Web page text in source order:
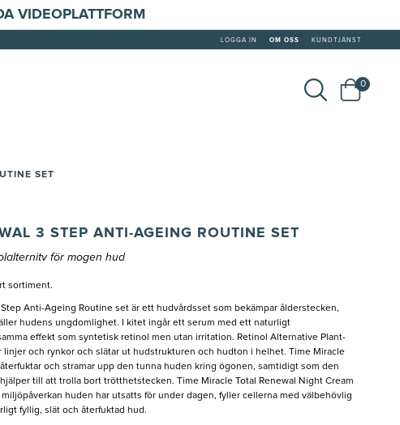
VIDEOPLATTFORM
LOGGA IN OM OSS KUNDTJÄNST
0
SET
3 STEP ANTI-AGEING ROUTINE SET
för mogen hud
sortiment.
Step Anti-Ageing Routine set är ett hudvårdsset som bekämpar ålderstecken,
hudens ungdomlighet. I kitet ingår ett serum med ett naturligt
effekt som syntetisk retinol men utan irritation. Retinol Alternative Plant-
linjer och rynkor och slätar ut hudstrukturen och hudton i helhet. Time Miracle
och stramar upp den tunna huden kring ögonen, samtidigt som den
till att trolla bort trötthetstecken. Time Miracle Total Renewal Night Cream
huden har utsatts för under dagen, fyller cellerna med välbehövlig
fyllig, slät och återfuktad hud.